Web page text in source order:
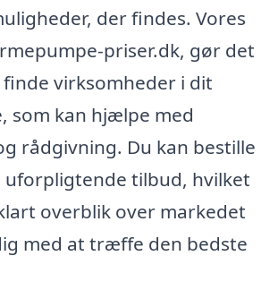
der findes. Vores
priser.dk, gør det
virksomheder i dit
som kan hjælpe med
rådgivning. Du kan bestille
tilbud, hvilket
overblik over markedet
med at træffe den bedste